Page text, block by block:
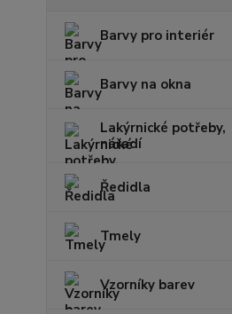
Barvy pro interiér
Barvy na okna
Lakýrnické potřeby,
nářadí
Ředidla
Tmely
Vzorníky barev